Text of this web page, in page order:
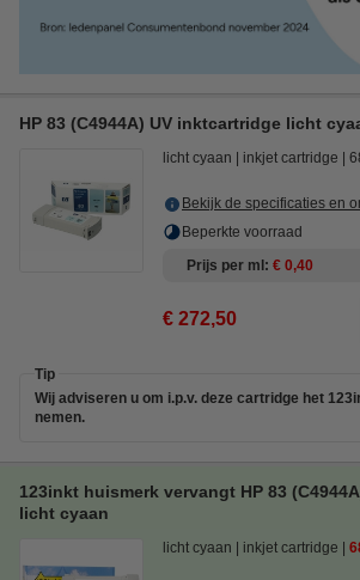
HP 83 (C4944A) UV inktcartridge licht
licht cyaan inkjet cartridge
Bekijk de specificaties en
Beperkte voorraad
Prijs per ml
€ 0,40
€ 272,50
Tip
Wij adviseren u om i.p.v. deze cartridge het
nemen.
123inkt huismerk vervangt HP 83
licht cyaan
licht cyaan inkjet cartridge